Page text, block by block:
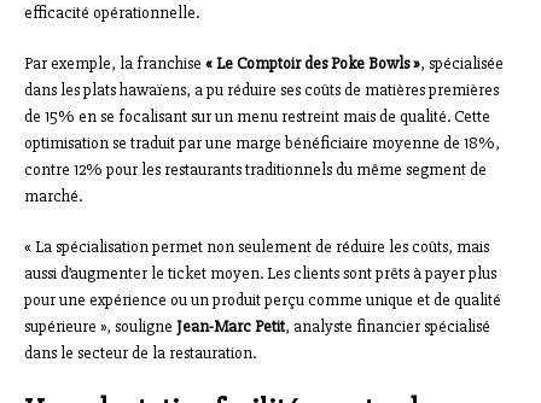
efficacité opérationnelle.
Par exemple, la franchise « Le Comptoir des Poke Bowls », spécialisée
dans les plats hawaïens, a pu réduire ses coûts de matières premières
de 15% en se focalisant sur un menu restreint mais de qualité. Cette
optimisation se traduit par une marge bénéficiaire moyenne de 18%,
contre 12% pour les restaurants traditionnels du même segment de
marché.
« La spécialisation permet non seulement de réduire les coûts, mais
aussi d’augmenter le ticket moyen. Les clients sont prêts à payer plus
pour une expérience ou un produit perçu comme unique et de qualité
supérieure », souligne Jean-Marc Petit, analyste financier spécialisé
dans le secteur de la restauration.